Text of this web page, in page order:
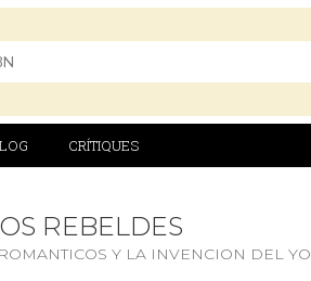
CRÍTIQUES
REBELDES
Y LA INVENCION DEL YO